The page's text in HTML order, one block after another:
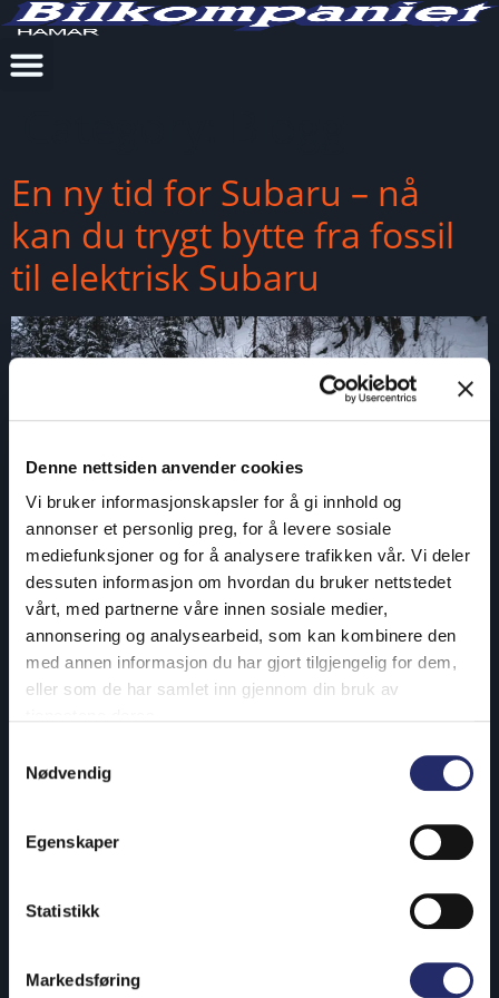
Denne nettsiden anvender cookies
Vi bruker informasjonskapsler for å gi innhold og
annonser et personlig preg, for å levere sosiale
mediefunksjoner og for å analysere trafikken vår. Vi deler
dessuten informasjon om hvordan du bruker nettstedet
vårt, med partnerne våre innen sosiale medier,
annonsering og analysearbeid, som kan kombinere den
med annen informasjon du har gjort tilgjengelig for dem,
eller som de har samlet inn gjennom din bruk av
Nødvendig
Egenskaper
Statistikk
Markedsføring
En ny tid for Subaru – nå
kan du trygt bytte fra fossil
til elektrisk Subaru
Nå skjer det mye spennende hos Subaru. Merket går inn
i en ny elektrisk epoke uten å gi slipp på det som har
gjort Subaru til Subaru.
MG kom best ut i NAF